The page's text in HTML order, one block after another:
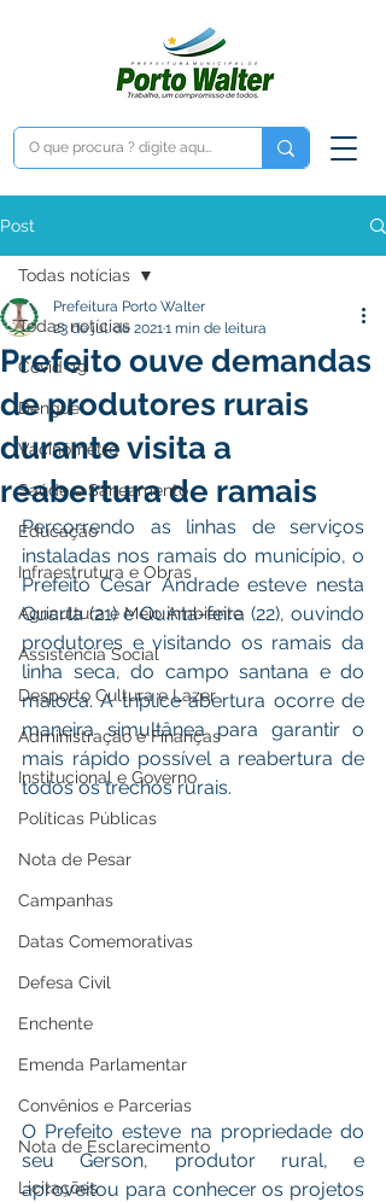
Post
Todas notícias
Covid-19
Dengue
Vacinômetro
Saúde e Saneamento
Educação
Infraestrutura e Obras
Agricultura e Meio Ambiente
Assistência Social
Desporto Cultura e Lazer
Administração e Finanças
Institucional e Governo
Políticas Públicas
Nota de Pesar
Campanhas
Datas Comemorativas
Defesa Civil
Enchente
Emenda Parlamentar
Convênios e Parcerias
Nota de Esclarecimento
Licitações
Todas notícias
Prefeito ouve demandas
de produtores rurais
durante visita a
reabertura de ramais
Prefeitura Porto Walter
23 de jul. de 20211 min de leitura
Percorrendo as linhas de serviços
instaladas nos ramais do município, o
Prefeito César Andrade esteve nesta
Quarta (21) e Quinta-feira (22), ouvindo
produtores e visitando os ramais da
linha seca, do campo santana e do
maloca. A tríplice abertura ocorre de
maneira simultânea para garantir o
mais rápido possível a reabertura de
todos os trechos rurais.
O Prefeito esteve na propriedade do
seu Gerson, produtor rural, e
aproveitou para conhecer os projetos